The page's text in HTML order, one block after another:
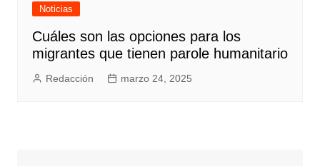
Noticias
Cuáles son las opciones para los
migrantes que tienen parole humanitario
Redacción marzo 24, 2025